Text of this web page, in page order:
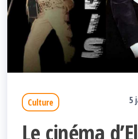
Culture 5
Le cinéma